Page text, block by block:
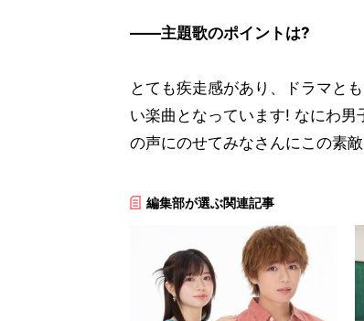
――主題歌のポイントは?
とても疾走感があり、ドラマと
い楽曲となっています! なにわ
の声にのせてみなさんにこの素
編集部が選ぶ関連記事